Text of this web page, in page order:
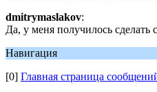
dmitrymaslakov:
Да, у меня получилось
Навигация
[0] Главная страница